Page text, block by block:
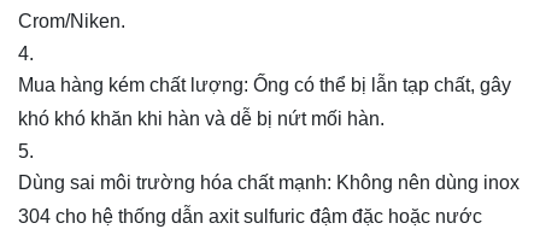
Crom/Niken.
Mua hàng kém chất lượng: Ống có thể bị lẫn tạp chất, gây
khó khó khăn khi hàn và dễ bị nứt mối hàn.
Dùng sai môi trường hóa chất mạnh: Không nên dùng inox
304 cho hệ thống dẫn axit sulfuric đậm đặc hoặc nước